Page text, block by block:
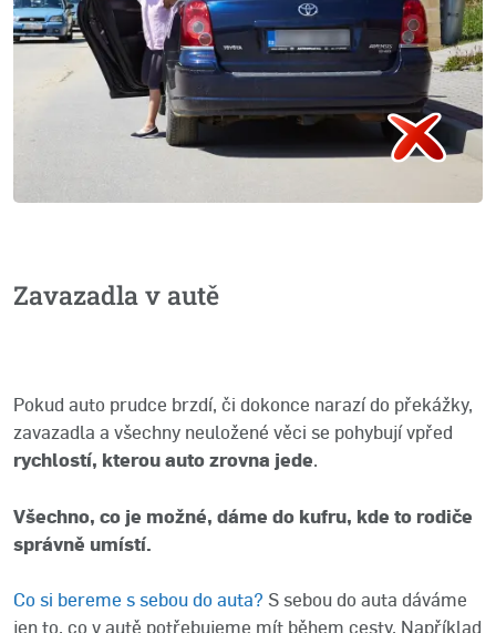
Zavazadla v autě
Pokud auto prudce brzdí, či dokonce narazí do překážky,
zavazadla a všechny neuložené věci se pohybují vpřed
rychlostí, kterou auto zrovna jede.
Všechno, co je možné, dáme do kufru, kde to rodiče
správně umístí.
Co si bereme s sebou do auta? S sebou do auta dáváme
jen to, co v autě potřebujeme mít během cesty. Například